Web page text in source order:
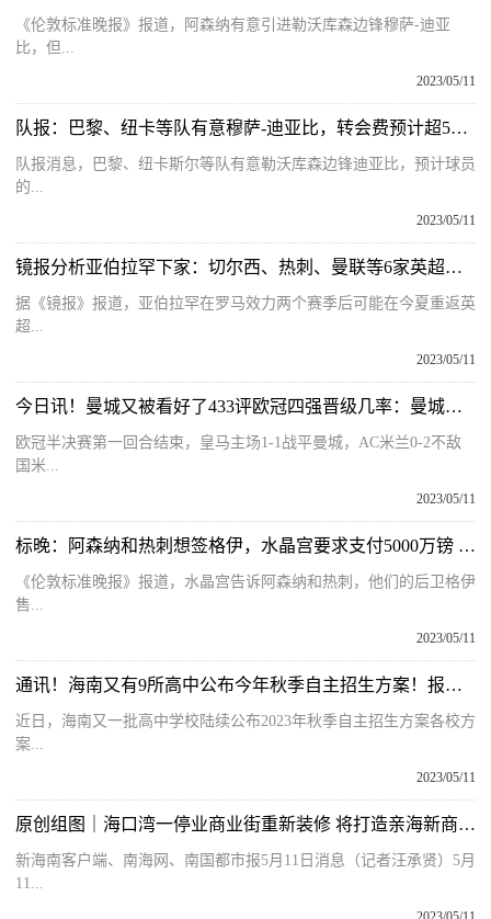
《伦敦标准晚报》报道，阿森纳有意引进勒沃库森边锋穆萨-迪亚
比，但...
2023/05/11
队报：巴黎、纽卡等队有意穆萨-迪亚比，转会费预计超5000万欧_天天快讯
队报消息，巴黎、纽卡斯尔等队有意勒沃库森边锋迪亚比，预计球员
的...
2023/05/11
镜报分析亚伯拉罕下家：切尔西、热刺、曼联等6家英超俱乐部在列 环球实时
据《镜报》报道，亚伯拉罕在罗马效力两个赛季后可能在今夏重返英
超...
2023/05/11
今日讯！曼城又被看好了433评欧冠四强晋级几率：曼城七成，国米达94%
欧冠半决赛第一回合结束，皇马主场1-1战平曼城，AC米兰0-2不敌
国米...
2023/05/11
标晚：阿森纳和热刺想签格伊，水晶宫要求支付5000万镑 当前快报
《伦敦标准晚报》报道，水晶宫告诉阿森纳和热刺，他们的后卫格伊
售...
2023/05/11
通讯！海南又有9所高中公布今年秋季自主招生方案！报考要求、时间
近日，海南又一批高中学校陆续公布2023年秋季自主招生方案各校方
案...
2023/05/11
原创组图｜海口湾一停业商业街重新装修 将打造亲海新商业生态|焦点观察
新海南客户端、南海网、南国都市报5月11日消息（记者汪承贤）5月
11...